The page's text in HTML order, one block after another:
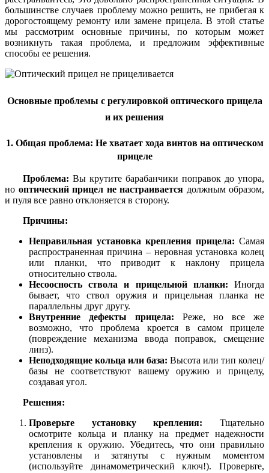
большинстве случаев проблему можно решить, не прибегая к
дорогостоящему ремонту или замене прицела. В этой статье
мы рассмотрим основные причины, по которым может
возникнуть такая проблема, и предложим эффективные
способы ее решения.
Основные проблемы с регулировкой оптического прицела
и их решения
1. Общая проблема: Не хватает хода винтов на оптическом
прицеле
Проблема: Вы крутите барабанчики поправок до упора,
но оптический прицел не настраивается должным образом,
и пуля все равно отклоняется в сторону.
Причины:
Неправильная установка крепления прицела: Самая
распространенная причина – неровная установка колец
или планки, что приводит к наклону прицела
относительно ствола.
Несоосность ствола и прицельной планки: Иногда
бывает, что ствол оружия и прицельная планка не
параллельны друг другу.
Внутренние дефекты прицела: Реже, но все же
возможно, что проблема кроется в самом прицеле
(повреждение механизма ввода поправок, смещение
линз).
Неподходящие кольца или база: Высота или тип колец/
базы не соответствуют вашему оружию и прицелу,
создавая угол.
Решения:
Проверьте установку крепления: Тщательно
осмотрите кольца и планку на предмет надежности
крепления к оружию. Убедитесь, что они правильно
установлены и затянуты с нужным моментом
(используйте динамометрический ключ!). Проверьте,